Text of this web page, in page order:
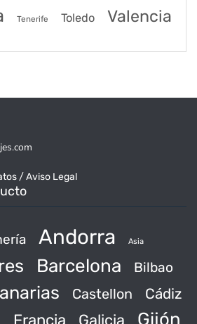
Tenerife Toledo Valencia
/ Aviso Legal
Andorra Asia
Barcelona Bilbao
Castellon Cádiz
Francia Galicia Gijón